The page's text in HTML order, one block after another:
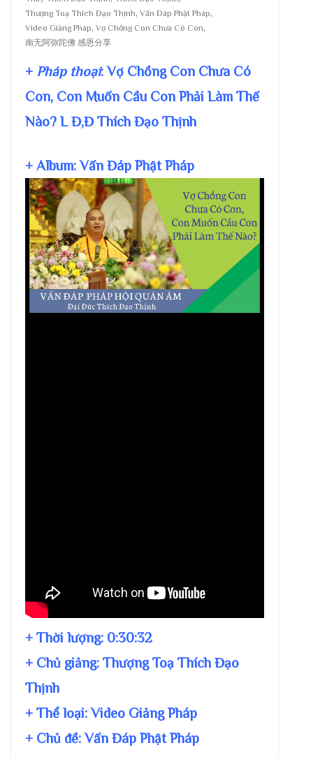
Thượng Toạ Thích Đạo Thịnh, Vấn Đáp Phật Pháp,
Video Giảng Pháp, Vợ Chồng Con Chưa Có Con,
南无阿弥陀佛 感恩分享
+ Pháp thoại: Vợ Chồng Con Chưa Có
Con, Con Muốn Cầu Con Phải Làm Thế
Nào? L Đ,Đ Thích Đạo Thịnh
+ Album: Vấn Đáp Phật Pháp
+ Thời lượng: 0:30:32
+ Chủ giảng: Thượng Toạ Thích Đạo
Thịnh
+ Thể loại: Video Giảng Pháp
+ Chủ đề:Vấn Đáp Phật Pháp